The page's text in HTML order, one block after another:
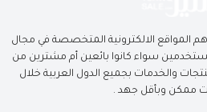
الالكترونية المتخصصة في مجال
سواء كانوا بائعين أم مشترين من
والخدمات بجميع الدول العربية خلال
ممكن وبأقل جهد .